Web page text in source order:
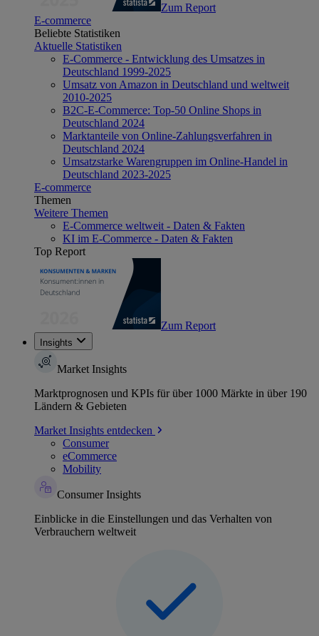
Zum Report
E-commerce
Beliebte Statistiken
Aktuelle Statistiken
E-Commerce - Entwicklung des Umsatzes in
Deutschland 1999-2025
Umsatz von Amazon in Deutschland und weltweit
2010-2025
B2C-E-Commerce: Top-50 Online Shops in
Deutschland 2024
Marktanteile von Online-Zahlungsverfahren in
Deutschland 2024
Umsatzstarke Warengruppen im Online-Handel in
Deutschland 2023-2025
E-commerce
Themen
Weitere Themen
E-Commerce weltweit - Daten & Fakten
KI im E-Commerce - Daten & Fakten
Top Report
Zum Report
Insights
Market Insights
Marktprognosen und KPIs für über 1000 Märkte in über 190
Ländern & Gebieten
Market Insights entdecken
Consumer
eCommerce
Mobility
Consumer Insights
Einblicke in die Einstellungen und das Verhalten von
Verbrauchern weltweit